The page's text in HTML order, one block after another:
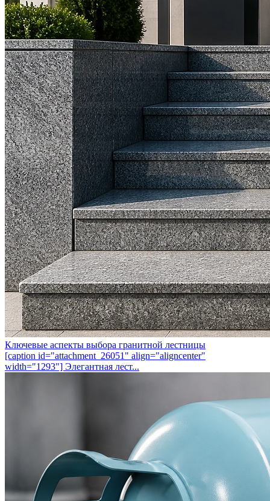
Ключевые аспекты выбора гранитной лестницы
[caption id="attachment_26051" align="aligncenter"
width="1293"] Элегантная лест...